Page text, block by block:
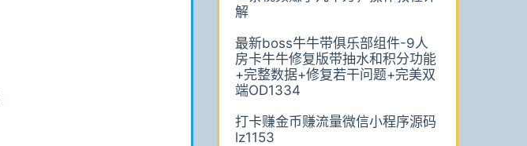
解
最新boss牛牛带俱乐部组件-9人
房卡牛牛修复版带抽水和积分功能
+完整数据+修复若干问题+完美双
端OD1334
打卡赚金币赚流量微信小程序源码
lz1153